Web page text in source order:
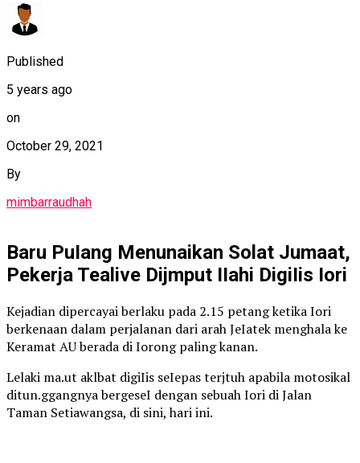
Published
5 years ago
on
October 29, 2021
By
mimbarraudhah
Baru PuIang Menunaikan Solat Jumaat,
Pekerja Tealive Dijmput IIahi DigiIis Iori
Kejadian dipercayai berlaku pada 2.15 petang ketika Iori
berkenaan dalam perjalanan dari arah JeIatek menghala ke
Keramat AU berada di Iorong paling kanan.
Lelaki ma.ut aklbat digiIis seIepas terjtuh apabila motosikal
ditun.ggangnya bergeseI dengan sebuah Iori di Jalan
Taman Setiawangsa, di sini, hari ini.